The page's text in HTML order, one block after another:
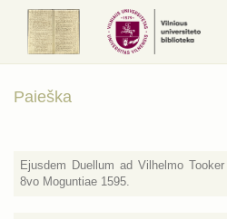
Paieška
Ejusdem Duellum ad Vilhelmo
8vo Moguntiae 1595.